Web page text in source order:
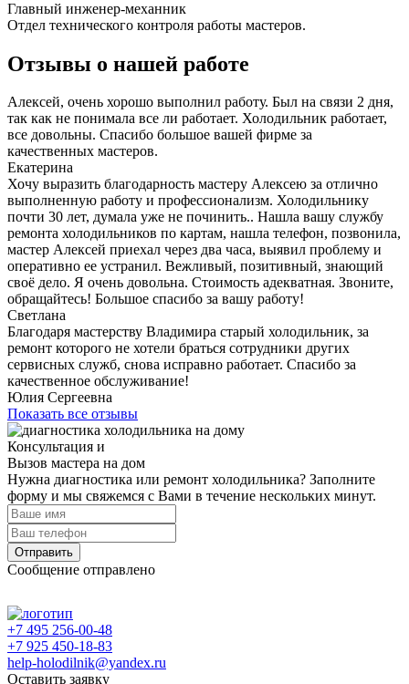
Главный инженер-механник
Отдел технического контроля работы мастеров.
Отзывы о нашей работе
Алексей, очень хорошо выполнил работу. Был на связи 2 дня,
так как не понимала все ли работает. Холодильник работает,
все довольны. Спасибо большое вашей фирме за
качественных мастеров.
Екатерина
Хочу выразить благодарность мастеру Алексею за отлично
выполненную работу и профессионализм. Холодильнику
почти 30 лет, думала уже не починить.. Нашла вашу службу
ремонта холодильников по картам, нашла телефон, позвонила,
мастер Алексей приехал через два часа, выявил проблему и
оперативно ее устранил. Вежливый, позитивный, знающий
своё дело. Я очень довольна. Стоимость адекватная. Звоните,
обращайтесь! Большое спасибо за вашу работу!
Светлана
Благодаря мастерству Владимира старый холодильник, за
ремонт которого не хотели браться сотрудники других
сервисных служб, снова исправно работает. Спасибо за
качественное обслуживание!
Юлия Сергеевна
Показать все отзывы
Консультация и
Вызов мастера на дом
Нужна диагностика или ремонт холодильника? Заполните
форму и мы свяжемся с Вами в течение нескольких минут.
Отправить
Сообщение отправлено
+7 495 256-00-48
+7 925 450-18-83
help-holodilnik@yandex.ru
Оставить заявку